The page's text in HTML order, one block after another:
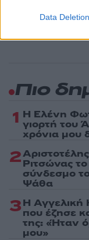
Data Deletion
τελευταία νέα
Πιο
1 Η Ελένη
γιορτή του
χρόνια μου
2Ριτσώνας
σύνδεσμο
Ψάθα
3Η Αγγελική
που έζησε
της: «Ήταν
μου»